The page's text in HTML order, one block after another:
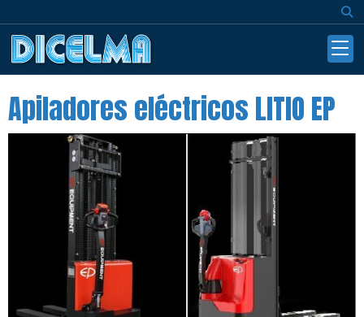
Apiladores eléctricos LITIO EP